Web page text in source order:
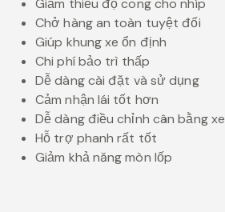
Giảm thiểu độ cong cho nhíp
Chở hàng an toàn tuyệt đối
Giúp khung xe ổn định
Chi phí bảo trì thấp
Dễ dàng cài đặt và sử dụng
Cảm nhận lái tốt hơn
Dễ dàng điều chỉnh cân bằng xe
Hỗ trợ phanh rất tốt
Giảm khả năng mòn lốp